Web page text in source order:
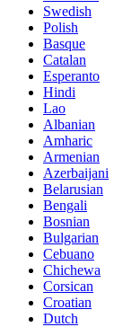
Swedish
Polish
Basque
Catalan
Esperanto
Hindi
Lao
Albanian
Amharic
Armenian
Azerbaijani
Belarusian
Bengali
Bosnian
Bulgarian
Cebuano
Chichewa
Corsican
Croatian
Dutch